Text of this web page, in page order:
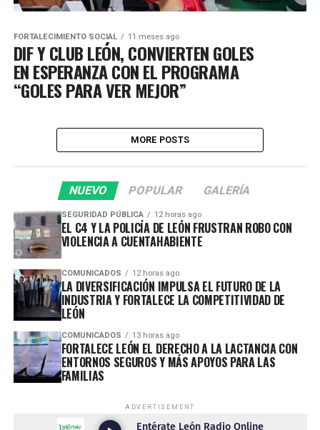
FORTALECIMIENTO SOCIAL 11 meses ago
DIF Y CLUB LEÓN, CONVIERTEN GOLES
EN ESPERANZA CON EL PROGRAMA
“GOLES PARA VER MEJOR”
MORE POSTS
NUEVO POPULAR GALERÍA
SEGURIDAD PÚBLICA 12 horas ago
EL C4 Y LA POLICÍA DE LEÓN FRUSTRAN ROBO CON
VIOLENCIA A CUENTAHABIENTE
COMUNICADOS 12 horas ago
LA DIVERSIFICACIÓN IMPULSA EL FUTURO DE LA
INDUSTRIA Y FORTALECE LA COMPETITIVIDAD DE
LEÓN
COMUNICADOS 13 horas ago
FORTALECE LEÓN EL DERECHO A LA LACTANCIA CON
ENTORNOS SEGUROS Y MÁS APOYOS PARA LAS
FAMILIAS
ADVERTISEMENT